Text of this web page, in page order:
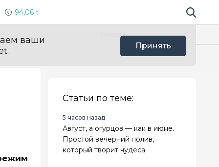
94,06 Поиск по
ваши
Принять
Польза
Статьи по теме:
5 часов назад
Август, а огурцов — как в июне.
Простой вечерний полив,
который творит чудеса